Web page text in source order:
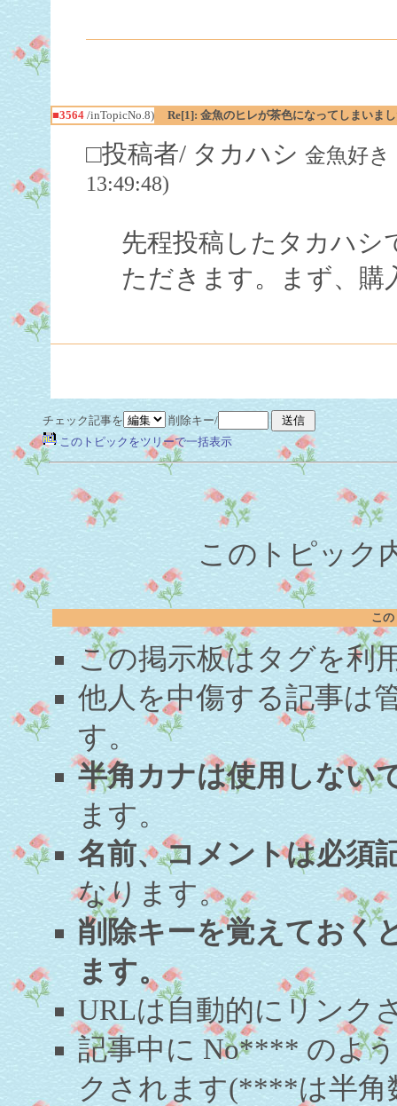
■3564/inTopicNo.8) Re[1]: 金魚のヒレが茶色になってしまいまし
□投稿者/ タカハシ 金魚好き
13:49:48)
先程投稿したタカハシ
ただきます。まず、購
チェック記事を
削除キー/
このトピックをツリーで一括表示
このトピック
こ
この掲示板はタグを利
他人を中傷する記事は
す。
半角カナは使用しない
ます。
名前、コメントは必須
なります。
削除キーを覚えておく
ます。
URLは自動的にリンク
記事中に No**** のよ
クされます(****は半角